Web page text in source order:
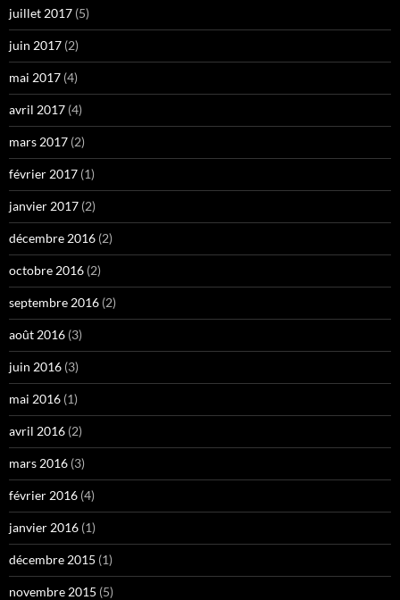
juillet 2017 (5)
juin 2017 (2)
mai 2017 (4)
avril 2017 (4)
mars 2017 (2)
février 2017 (1)
janvier 2017 (2)
décembre 2016 (2)
octobre 2016 (2)
septembre 2016 (2)
août 2016 (3)
juin 2016 (3)
mai 2016 (1)
avril 2016 (2)
mars 2016 (3)
février 2016 (4)
janvier 2016 (1)
décembre 2015 (1)
novembre 2015 (5)